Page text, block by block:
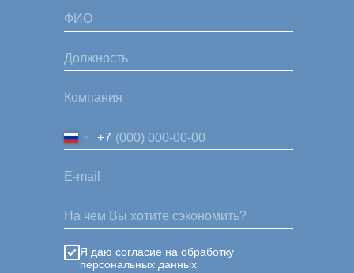
+7
Я даю согласие на обработку
персональных данных